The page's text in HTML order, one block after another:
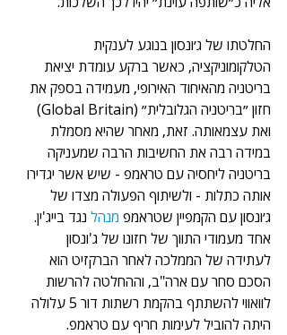
החלטתו של ג׳ונסון בנוגע לענקית
הטלקומוניקציה, כאשר ברקע עומדת יציאת
בריטניה מהאיחוד האירופי, מעמידה בספק את
חזון ״בריטניה הגלובלית״ (Global Britain)
ואת עצמאותה. זאת, מאחר שהיא מסמלת
במידה רבה את החשיבות הרבה שמעניקה
בריטניה ליחסיה עם טראמפ - שיש אשר יגדירו
אותה כתלות - ולשיתוף הפעולה מצדו של
ג׳ונסון עם הקמפיין שטראמפ מנהל נגד בייג'ין.
אחד מעמודי התווך של חזונו של ג'ונסון
לעתידה של הממלכה לאחר הברקזיט הוא
הסכם סחר עם ארה"ב, וההחלטה להרשות
לוואווי להשתתף בהקמת רשתות דור 5 עלולה
היתה להוביל לעימות חריף עם טראמפ.